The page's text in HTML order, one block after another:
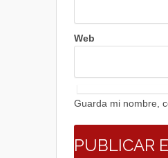
Web
Guarda mi nombre,